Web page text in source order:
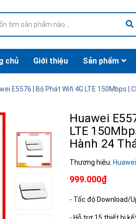
chủ Giới thiệu Sản phẩm
E5576 | Bộ Phát Wifi 4G LTE 150Mbps |
Huawei
LTE
Hành 24
Thương hiệu: Huawei
999.000₫
- Tốc độ Download/